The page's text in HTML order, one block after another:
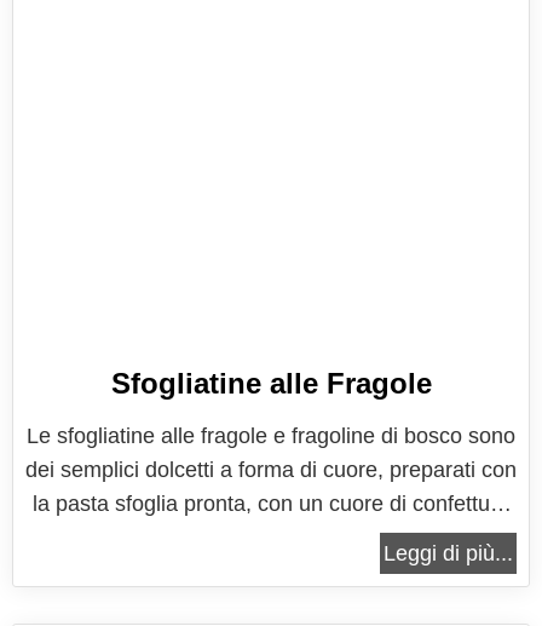
Sfogliatine alle Fragole
Le sfogliatine alle fragole e fragoline di bosco sono
dei semplici dolcetti a forma di cuore, preparati con
la pasta sfoglia pronta, con un cuore di confettura
di fragole, ricoperte da deliziose e profumatissime
fragoline di bosco. Piccole dolcezze semplici da
Leggi di più...